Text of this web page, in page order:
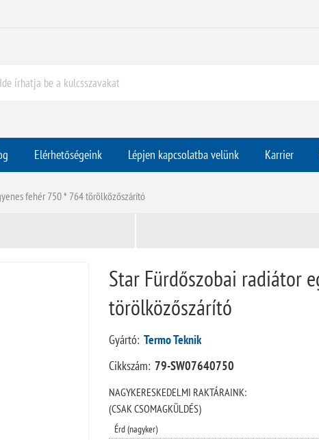
Elérhetőségeink Lépjen kapcsolatba velünk Karrier
fehér 750 * 764 törölközőszárító
Star Fürdőszobai radiátor
törölközőszárító
Gyártó: Termo Teknik
Cikkszám: 79-SW07640750
NAGYKERESKEDELMI RAKTÁRAINK:
(CSAK CSOMAGKÜLDÉS)
Érd (nagyker)